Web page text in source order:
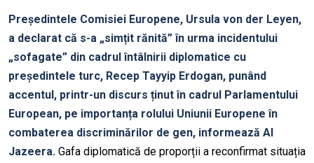
Președintele Comisiei Europene, Ursula von der Leyen,
a declarat că s-a „simțit rănită” în urma incidentului
„sofagate” din cadrul întâlnirii diplomatice cu
președintele turc, Recep Tayyip Erdogan, punând
accentul, printr-un discurs ținut în cadrul Parlamentului
European, pe importanța rolului Uniunii Europene în
combaterea discriminărilor de gen, informează Al
Jazeera. Gafa diplomatică de proporții a reconfirmat situația